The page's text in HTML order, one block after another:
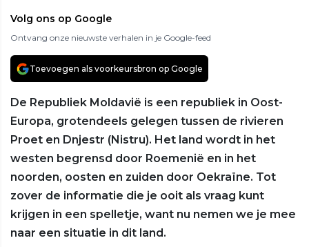
Volg ons op Google
Ontvang onze nieuwste verhalen in je Google-feed
Toevoegen als voorkeursbron op Google
De Republiek Moldavië is een republiek in Oost-
Europa, grotendeels gelegen tussen de rivieren
Proet en Dnjestr (Nistru). Het land wordt in het
westen begrensd door Roemenië en in het
noorden, oosten en zuiden door Oekraïne. Tot
zover de informatie die je ooit als vraag kunt
krijgen in een spelletje, want nu nemen we je mee
naar een situatie in dit land.